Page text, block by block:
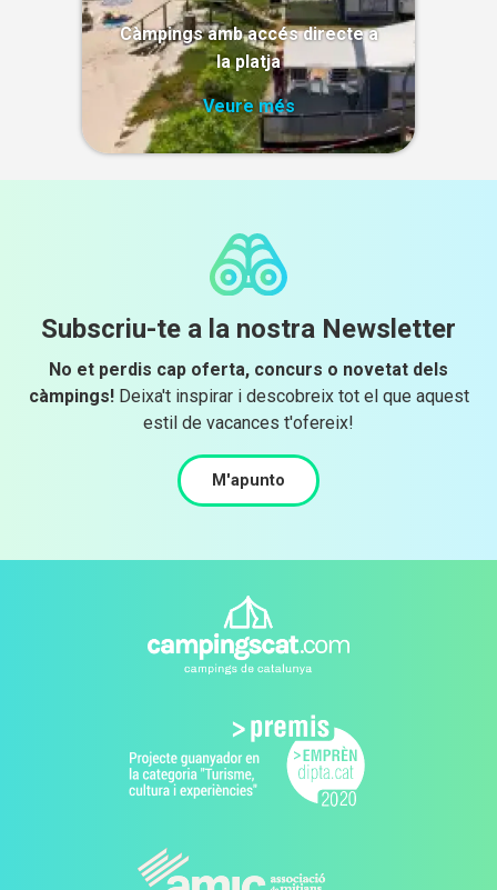
Càmpings amb accés directe a
la platja
Veure més
Subscriu-te a la nostra Newsletter
No et perdis cap oferta, concurs o novetat dels
càmpings!Deixa't inspirar i descobreix tot el que aquest
estil de vacances t'ofereix!
M'apunto